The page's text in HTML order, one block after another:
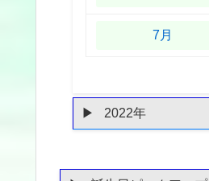
7月
2022年